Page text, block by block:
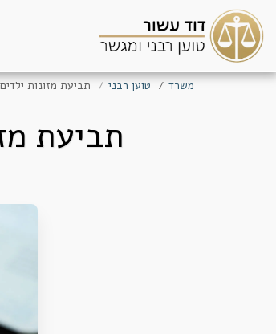
משרד טוען רבני תביעת מזונות
תביעת